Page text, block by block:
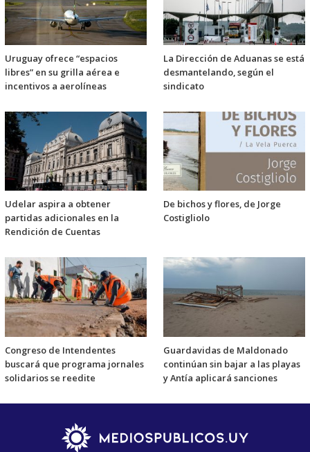
Uruguay ofrece “espacios
libres” en su grilla aérea e
incentivos a aerolíneas
La Dirección de Aduanas se está
desmantelando, según el
sindicato
Udelar aspira a obtener
partidas adicionales en la
Rendición de Cuentas
De bichos y flores, de Jorge
Costigliolo
Congreso de Intendentes
buscará que programa jornales
solidarios se reedite
Guardavidas de Maldonado
continúan sin bajar a las playas
y Antía aplicará sanciones